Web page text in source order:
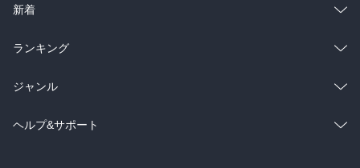
ラノベ
雑誌・グラビア
BL・TL
総合
ラノベ
雑誌・グラビア
BL・TL
新着
総合
ラノベ
雑誌・グラビア
ランキング
総合
ラノベ
ジャンル
コミック
ヘルプ&サポート